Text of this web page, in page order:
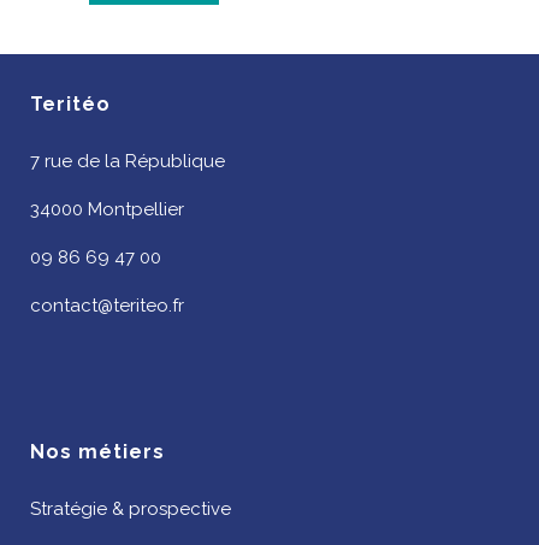
Teritéo
7 rue de la République
34000 Montpellier
09 86 69 47 00
contact@teriteo.fr
Nos métiers
Stratégie & prospective